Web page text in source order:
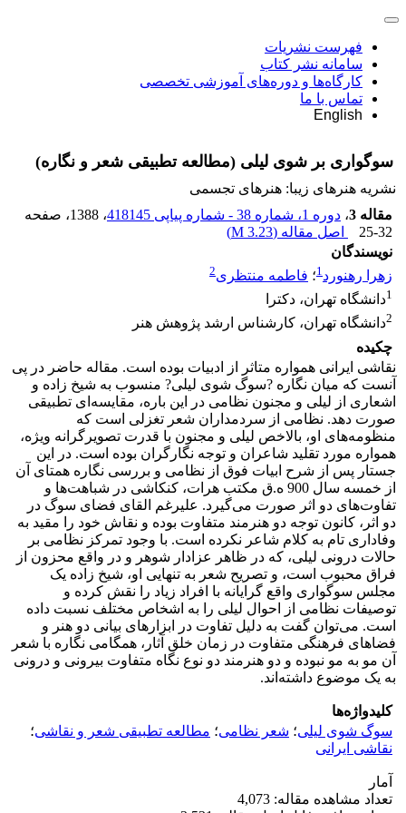
فهرست نشریات
سامانه نشر کتاب
کارگاه‌ها و دوره‌های آموزشی تخصصی
تماس با ما
English
سوگواری بر شوی لیلی (مطالعه تطبیقی شعر و نگاره)
نشریه هنرهای زیبا: هنرهای تجسمی
مقاله 3
، دوره 1، شماره 38 - شماره پیاپی 418145 ، 1388
، صفحه
25-32
اصل مقاله (3.23 M
)
نویسندگان
زهرا رهنورد1؛ فاطمه منتظری2
1دانشگاه تهران، دکترا
2دانشگاه تهران، کارشناس ارشد پژوهش هنر
چکیده
نقاشی ایرانی همواره متاثر از ادبیات بوده است. مقاله حاضر در پی
آنست که میان نگاره ?سوگ شوی لیلی? منسوب به شیخ زاده و
اشعاری از لیلی و مجنون نظامی در این باره، مقایسه‌ای تطبیقی
صورت دهد. نظامی از سردمداران شعر تغزلی است که
منظومه‌های او، بالاخص لیلی و مجنون با قدرت تصویرگرانه ویژه،
همواره مورد تقلید شاعران و توجه نگارگران بوده است. در این
جستار پس از شرح ابیات فوق از نظامی و بررسی نگاره همتای آن
از خمسه سال 900 ه.ق مکتب هرات، کنکاشی در شباهت‌ها و
تفاوت‌های دو اثر صورت ‌می‌گیرد. علیرغم القای فضای سوگ در
دو اثر، کانون توجه دو هنرمند متفاوت بوده و نقاش خود را مقید به
وفاداری تام به کلام شاعر نکرده است. با وجود تمرکز نظامی بر
حالات درونی لیلی، که در ظاهر عزادار شوهر و در واقع محزون از
فراق محبوب است، و تصریح شعر به تنهایی او، شیخ زاده یک
مجلس سوگواری واقع گرایانه با افراد زیاد را نقش کرده و
توصیفات نظامی از احوال لیلی را به اشخاص مختلف نسبت داده
است. ‌می‌توان گفت به دلیل تفاوت در ابزارهای بیانی دو هنر و
فضاهای فرهنگی متفاوت در زمان خلق آثار، همگامی نگاره با شعر
آن مو به مو نبوده و دو هنرمند دو نوع نگاه متفاوت بیرونی و درونی
به یک موضوع داشته‌اند.
کلیدواژه‌ها
سوگ شوی لیلی؛ شعر نظامی؛ مطالعه تطبیقی شعر و نقاشی؛
نقاشی ایرانی
آمار
تعداد مشاهده مقاله: 4,073